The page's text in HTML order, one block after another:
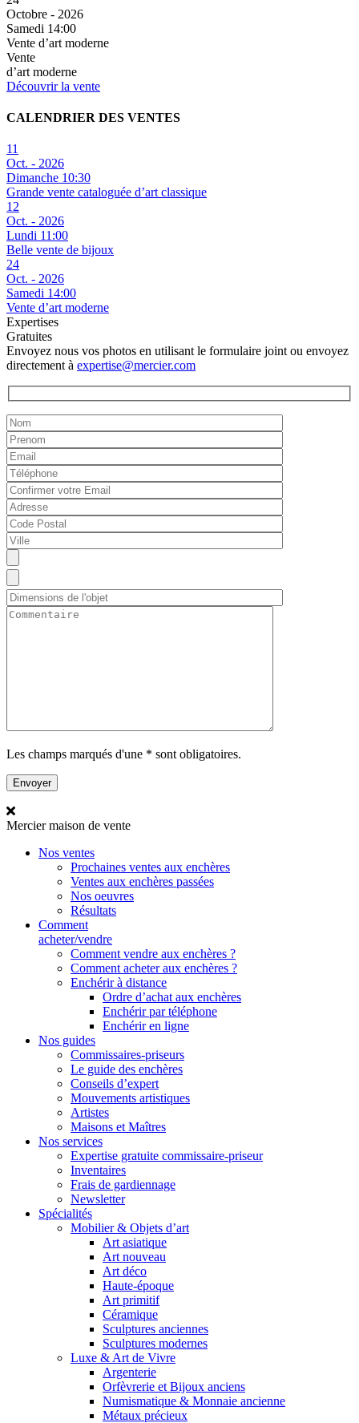
Octobre - 2026
Samedi 14:00
Vente d’art moderne
Vente
d’art moderne
Découvrir la vente
CALENDRIER DES VENTES
11
Oct. - 2026
Dimanche 10:30
Grande vente cataloguée d’art classique
12
Oct. - 2026
Lundi 11:00
Belle vente de bijoux
24
Oct. - 2026
Samedi 14:00
Vente d’art moderne
Expertises
Gratuites
Envoyez nous vos photos en utilisant le formulaire joint ou envoyez
directement à expertise@mercier.com
Les champs marqués d'une * sont obligatoires.
Merciermaison de vente
Nos ventes
Prochaines ventes aux enchères
Ventes aux enchères passées
Nos oeuvres
Résultats
Comment
acheter/vendre
Comment vendre aux enchères ?
Comment acheter aux enchères ?
Enchérir à distance
Ordre d’achat aux enchères
Enchérir par téléphone
Enchérir en ligne
Nos guides
Commissaires-priseurs
Le guide des enchères
Conseils d’expert
Mouvements artistiques
Artistes
Maisons et Maîtres
Nos services
Expertise gratuite commissaire-priseur
Inventaires
Frais de gardiennage
Newsletter
Spécialités
Mobilier & Objets d’art
Art asiatique
Art nouveau
Art déco
Haute-époque
Art primitif
Céramique
Sculptures anciennes
Sculptures modernes
Luxe & Art de Vivre
Argenterie
Orfèvrerie et Bijoux anciens
Numismatique & Monnaie ancienne
Métaux précieux